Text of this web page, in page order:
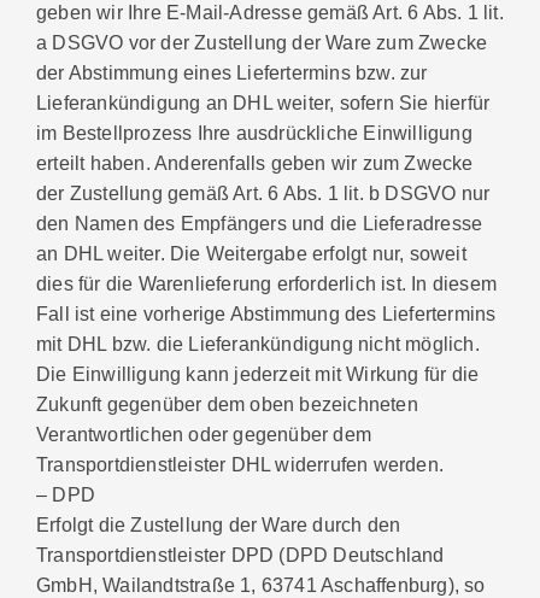
geben wir Ihre E-Mail-Adresse gemäß Art. 6 Abs. 1 lit.
a DSGVO vor der Zustellung der Ware zum Zwecke
der Abstimmung eines Liefertermins bzw. zur
Lieferankündigung an DHL weiter, sofern Sie hierfür
im Bestellprozess Ihre ausdrückliche Einwilligung
erteilt haben. Anderenfalls geben wir zum Zwecke
der Zustellung gemäß Art. 6 Abs. 1 lit. b DSGVO nur
den Namen des Empfängers und die Lieferadresse
an DHL weiter. Die Weitergabe erfolgt nur, soweit
dies für die Warenlieferung erforderlich ist. In diesem
Fall ist eine vorherige Abstimmung des Liefertermins
mit DHL bzw. die Lieferankündigung nicht möglich.
Die Einwilligung kann jederzeit mit Wirkung für die
Zukunft gegenüber dem oben bezeichneten
Verantwortlichen oder gegenüber dem
Transportdienstleister DHL widerrufen werden.
– DPD
Erfolgt die Zustellung der Ware durch den
Transportdienstleister DPD (DPD Deutschland
GmbH, Wailandtstraße 1, 63741 Aschaffenburg), so